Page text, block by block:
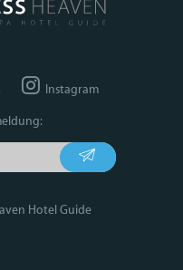
Instagram
Hotel Guide